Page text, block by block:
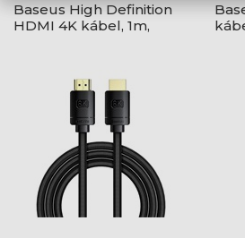
Baseus High Definition
HDMI 4K kábel, 1m,